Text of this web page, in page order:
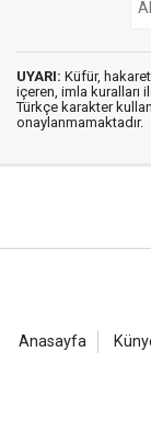
UYARI: Küfür,
içeren, imla kuralları
Türkçe karakter
onaylanmamaktadır.
Anasayfa